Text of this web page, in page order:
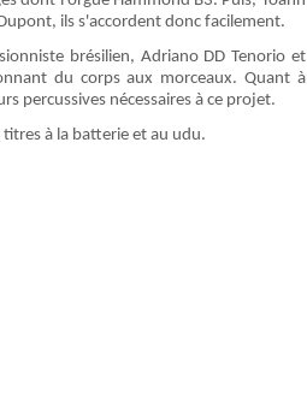
ils s'accordent donc facilement.
brésilien, Adriano DD Tenorio et
du corps aux morceaux. Quant à
percussives nécessaires à ce projet.
à la batterie et au udu.